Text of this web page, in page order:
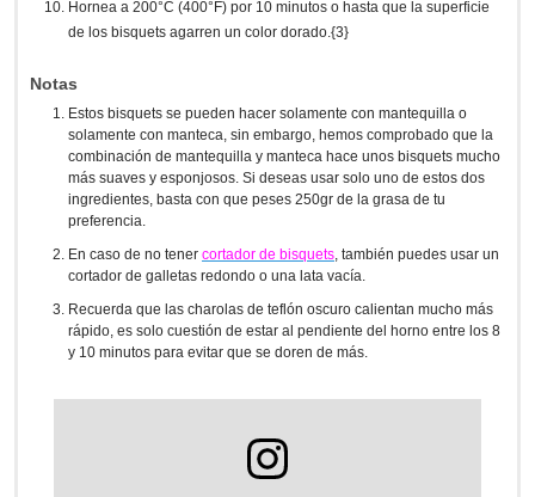
Hornea a 200°C (400°F) por 10 minutos o hasta que la superficie
de los bisquets agarren un color dorado.{3}
Notas
Estos bisquets se pueden hacer solamente con mantequilla o
solamente con manteca, sin embargo, hemos comprobado que la
combinación de mantequilla y manteca hace unos bisquets mucho
más suaves y esponjosos. Si deseas usar solo uno de estos dos
ingredientes, basta con que peses 250gr de la grasa de tu
preferencia.
En caso de no tener cortador de bisquets, también puedes usar un
cortador de galletas redondo o una lata vacía.
Recuerda que las charolas de teflón oscuro calientan mucho más
rápido, es solo cuestión de estar al pendiente del horno entre los 8
y 10 minutos para evitar que se doren de más.